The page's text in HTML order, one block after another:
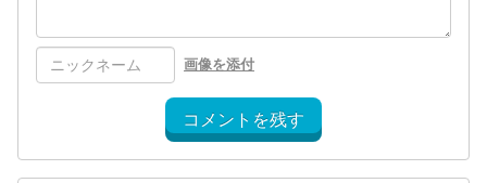
画像を添付
コメントを残す